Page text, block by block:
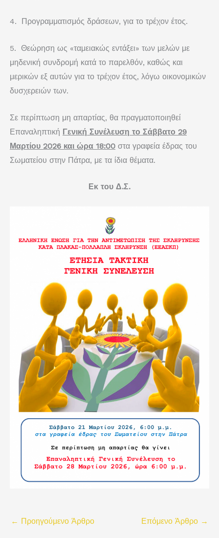
4. Προγραμματισμός δράσεων, για το τρέχον έτος.
5. Θεώρηση ως «ταμειακώς εντάξει» των μελών με
μηδενική συνδρομή κατά το παρελθόν, καθώς και
μερικών εξ αυτών για το τρέχον έτος, λόγω οικονομικών
δυσχερειών των.
Σε περίπτωση μη απαρτίας, θα πραγματοποιηθεί
Επαναληπτική Γενική Συνέλευση το Σάββατο 29
Μαρτίου 2026 και ώρα 18:00 στα γραφεία έδρας του
Σωματείου στην Πάτρα, με τα ίδια θέματα.
Εκ του Δ.Σ.
← Προηγούμενο Άρθρο Επόμενο Άρθρο →